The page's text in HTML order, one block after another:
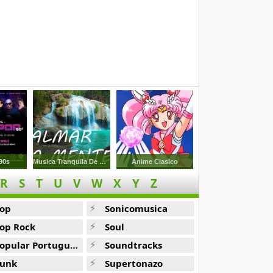
Musica Tranquila De Rio Para Relajar Anime Clasico
R S T U V W X Y Z
Rock
Portuguesa
Sonicomusica
Soul
Soundtracks
Supertonazo